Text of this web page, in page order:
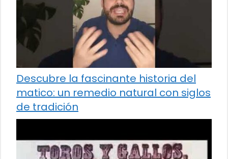
Descubre la fascinante historia del
matico: un remedio natural con siglos
de tradición